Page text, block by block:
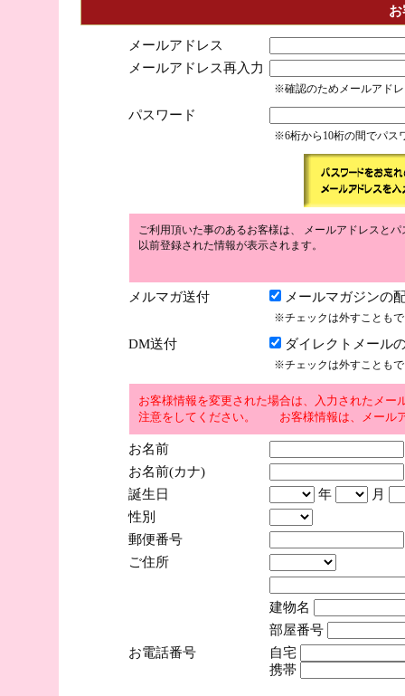
メールアドレス
メールアドレス再入力
※確認のためメールアド
パスワード
※6桁から10桁の間でパス
ご利用頂いた事のあるお客様は、 メールアドレスと
以前登録された情報が表示されます。
メルマガ送付 メールマガジンの
※チェックは外すことも
DM送付 ダイレクトメール
※チェックは外すことも
お客様情報を変更された場合は、入力されたメ
注意をしてください。 お客様情報は、メール
お名前
お名前(カナ)
誕生日
年
月
性別
郵便番号
ご住所
建物名
部屋番号
お電話番号
自宅
携帯